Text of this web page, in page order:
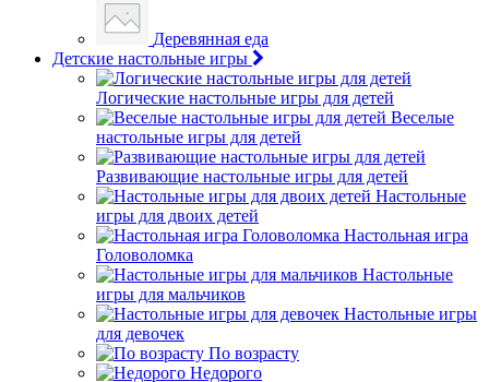
Деревянная еда
Детские настольные игры
Логические настольные игры для детей
Веселые
настольные игры для детей
Развивающие настольные игры для детей
Настольные
игры для двоих детей
Настольная игра
Головоломка
Настольные
игры для мальчиков
Настольные игры
для девочек
По возрасту
Недорого